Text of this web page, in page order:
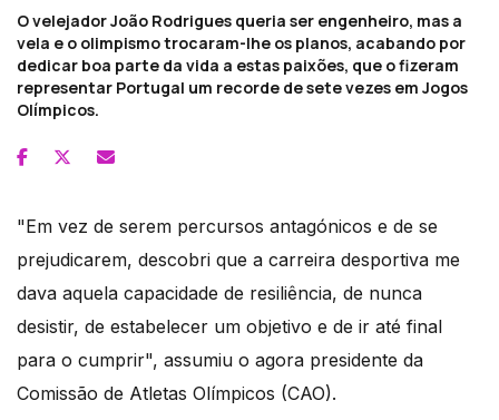
O velejador João Rodrigues queria ser engenheiro, mas a
vela e o olimpismo trocaram-lhe os planos, acabando por
dedicar boa parte da vida a estas paixões, que o fizeram
representar Portugal um recorde de sete vezes em Jogos
Olímpicos.
"Em vez de serem percursos antagónicos e de se
prejudicarem, descobri que a carreira desportiva me
dava aquela capacidade de resiliência, de nunca
desistir, de estabelecer um objetivo e de ir até final
para o cumprir", assumiu o agora presidente da
Comissão de Atletas Olímpicos (CAO).